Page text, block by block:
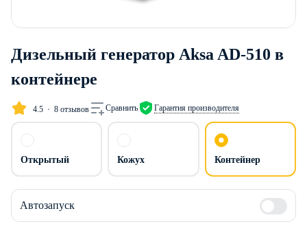
Дизельный генератор Aksa AD-510 в
контейнере
4.5 8 отзывов Сравнить Гарантия производителя
Открытый Кожух Контейнер
Автозапуск